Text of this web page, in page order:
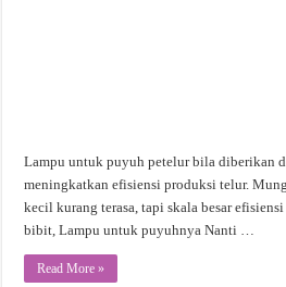
Lampu untuk puyuh petelur bila diberikan
meningkatkan efisiensi produksi telur.
kecil kurang terasa, tapi skala besar
bibit, Lampu untuk puyuhnya Nanti …
Read More »